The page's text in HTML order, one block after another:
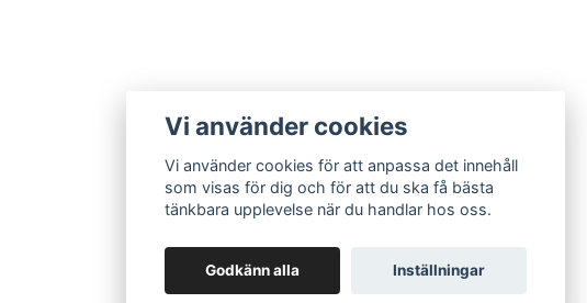
Vi använder cookies
Vi använder cookies för att anpassa det innehåll
som visas för dig och för att du ska få bästa
tänkbara upplevelse när du handlar hos oss.
Godkänn alla Inställningar